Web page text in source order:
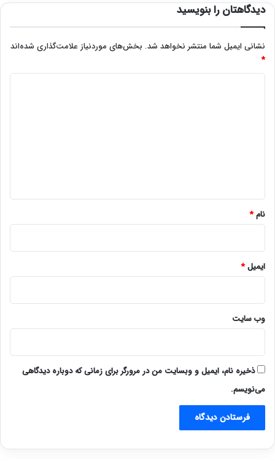
دیدگاهتان را بنویسید
نشانی ایمیل شما منتشر نخواهد شد. بخش‌های موردنیاز علامت‌گذاری شده‌اند
*
نام*
ایمیل*
وب‌ سایت
ذخیره نام، ایمیل و وبسایت من در مرورگر برای زمانی که دوباره دیدگاهی
می‌نویسم.